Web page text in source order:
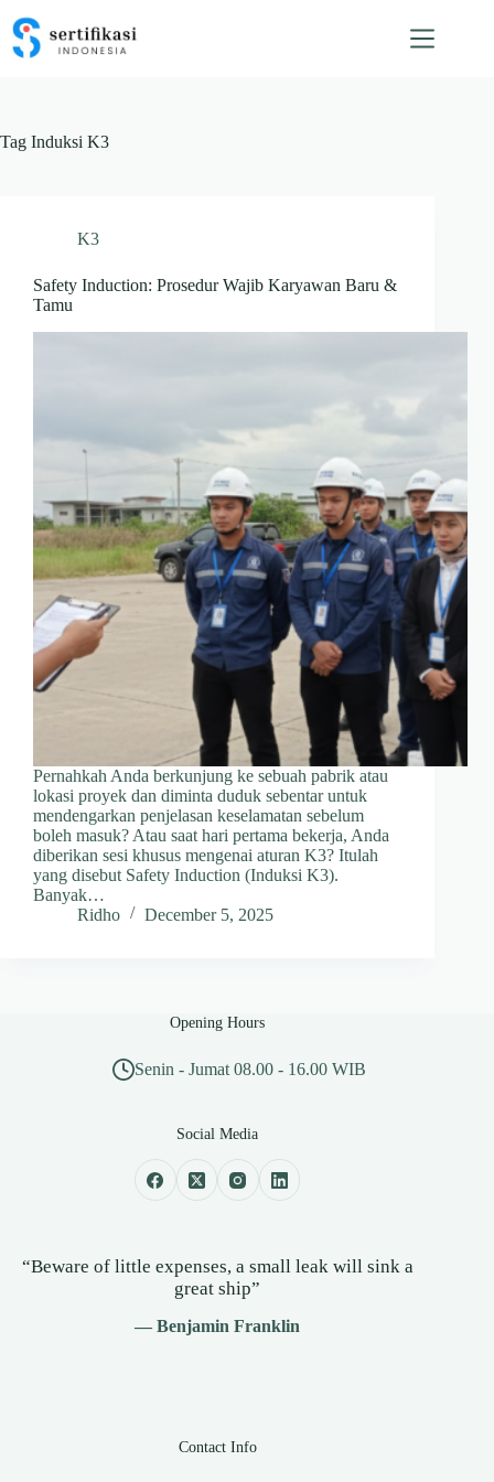
content
Tag Induksi K3
K3
Safety Induction: Prosedur Wajib Karyawan Baru &
Tamu
Pernahkah Anda berkunjung ke sebuah pabrik atau
lokasi proyek dan diminta duduk sebentar untuk
mendengarkan penjelasan keselamatan sebelum
boleh masuk? Atau saat hari pertama bekerja, Anda
diberikan sesi khusus mengenai aturan K3? Itulah
yang disebut Safety Induction (Induksi K3).
Banyak…
Ridho
December 5, 2025
Opening Hours
Senin - Jumat 08.00 - 16.00 WIB
Social Media
“Beware of little expenses, a small leak will sink a
great ship”
— Benjamin Franklin
Contact Info